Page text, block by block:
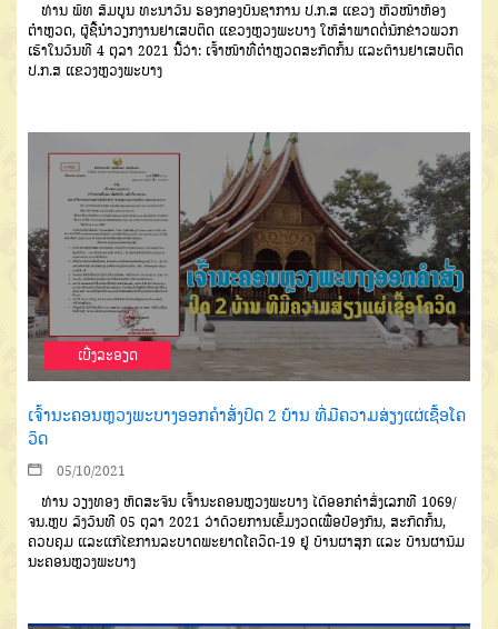
ທ່ານ ພັທ ສົມບູນ ທະນາວັນ ຮອງກອງບັນຊາການ ປ.ກ.ສ ແຂວງ ຫົວໜ້າຫ້ອງ
ຕຳຫຼວດ, ຜູ້ຊີ້ນຳວຽກງານຢາເສບຕິດ ແຂວງຫຼວງພະບາງ ໃຫ້ສໍາພາດຕໍ່ນັກຂ່າວພວກ
ເຮົາໃນວັນທີ 4 ຕຸລາ 2021 ນີ້ວ່າ: ເຈົ້າໜ້າທີ່ຕໍາຫຼວດສະກັດກັ້ນ ແລະຕ້ານຢາເສບຕິດ
ປ.ກ.ສ ແຂວງຫຼວງພະບາງ
ເບີ່ງລະອຽດ
ເຈົ້ານະຄອນຫຼວງພະບາງອອກຄໍາສັ່ງປິດ 2 ບ້ານ ທີ່ມີຄວາມສ່ຽງແຜ່ເຊື້ອໂຄ
ວິດ
05/10/2021
ທ່ານ ວຽງທອງ ຫັດສະຈັນ ເຈົ້ານະຄອນຫຼວງພະບາງ ໄດ້ອອກຄໍາສັ່ງເລກທີ 1069/
ຈນ.ຫຼບ ລົງວັນທີ 05 ຕຸລາ 2021 ວ່າດ້ວຍການເຂັ້ມງວດເພື່ອປ້ອງກັນ, ສະກັດກັ້ນ,
ຄວບຄຸມ ແລະແກ້ໄຂການລະບາດພະຍາດໂຄວິດ-19 ຢູ່ ບ້ານຜາສຸກ ແລະ ບ້ານຜານົມ
ນະຄອນຫຼວງພະບາງ